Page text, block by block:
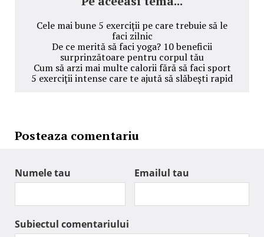
Cele mai bune 5 exerciții pe care trebuie să le
faci zilnic
De ce merită să faci yoga? 10 beneficii
surprinzătoare pentru corpul tău
Cum să arzi mai multe calorii fără să faci sport
5 exerciţii intense care te ajută să slăbeşti rapid
Posteaza comentariu
Numele tau Emailul tau
Subiectul comentariului